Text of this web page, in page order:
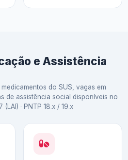
e Assistência
do SUS, vagas em
de assistência social disponíveis no
(LAI) · PNTP 18.x / 19.x